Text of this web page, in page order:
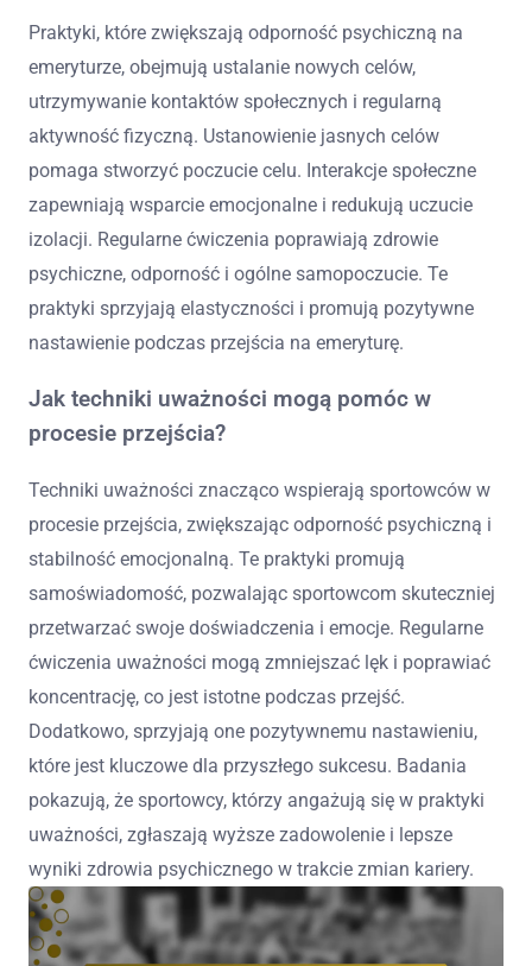
Praktyki, które zwiększają odporność psychiczną na
emeryturze, obejmują ustalanie nowych celów,
utrzymywanie kontaktów społecznych i regularną
aktywność fizyczną. Ustanowienie jasnych celów
pomaga stworzyć poczucie celu. Interakcje społeczne
zapewniają wsparcie emocjonalne i redukują uczucie
izolacji. Regularne ćwiczenia poprawiają zdrowie
psychiczne, odporność i ogólne samopoczucie. Te
praktyki sprzyjają elastyczności i promują pozytywne
nastawienie podczas przejścia na emeryturę.
Jak techniki uważności mogą pomóc w
procesie przejścia?
Techniki uważności znacząco wspierają sportowców w
procesie przejścia, zwiększając odporność psychiczną i
stabilność emocjonalną. Te praktyki promują
samoświadomość, pozwalając sportowcom skuteczniej
przetwarzać swoje doświadczenia i emocje. Regularne
ćwiczenia uważności mogą zmniejszać lęk i poprawiać
koncentrację, co jest istotne podczas przejść.
Dodatkowo, sprzyjają one pozytywnemu nastawieniu,
które jest kluczowe dla przyszłego sukcesu. Badania
pokazują, że sportowcy, którzy angażują się w praktyki
uważności, zgłaszają wyższe zadowolenie i lepsze
wyniki zdrowia psychicznego w trakcie zmian kariery.